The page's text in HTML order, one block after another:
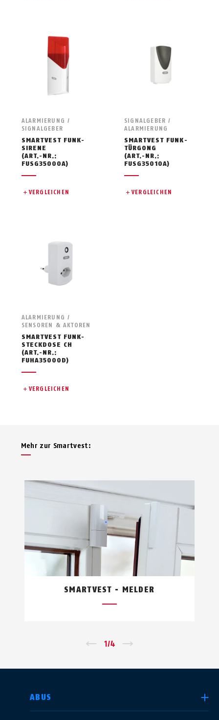
ALARMIERUNG /
SIGNALGEBER
SMARTVEST FUNK-
SIRENE
(ART.-NR.:
FUSG35000A)
VERGLEICHEN
SIGNALGEBER /
ALARMIERUNG
SMARTVEST FUNK-
TÜRGONG
(ART.-NR.:
FUSG35010A)
VERGLEICHEN
ALARMIERUNG /
SENSOREN & AKTOREN
SMARTVEST FUNK-
STECKDOSE CH
(ART.-NR.:
FUHA35000D)
VERGLEICHEN
Mehr zur Smartvest:
SMARTVEST - MELDER
1/4
ABUS
LAND AUSWÄHLEN